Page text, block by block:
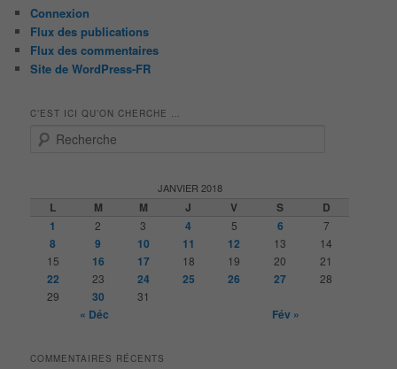
Connexion
Flux des publications
Flux des commentaires
Site de WordPress-FR
C’EST ICI QU’ON CHERCHE …
JANVIER 2018
L M M J V S
D
1
2 3 4 5 6 7
8 9 10 11 12 13
14
15
16 17 18 19 20 21
22 23 24 25 26 27
28
29
30 31
« Déc Fév »
COMMENTAIRES RÉCENTS